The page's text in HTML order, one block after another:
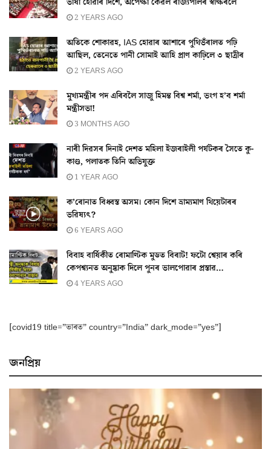
ভাষা হোৱাৰ দিশে, অপেক্ষা কেৱল ৰাজ্যপালৰ স্বাক্ষৰলৈ
2 YEARS AGO
অতিকে শোকাৱহ, IAS হোৱাৰ আশাৰে পুথিভঁৰালত পঢ়ি
আছিল, তেনেতে পানী সোমাই আহি প্ৰাণ কাঢ়িলে ৩ ছাত্ৰীৰ
2 YEARS AGO
মুখ্যমন্ত্ৰীৰ পদ এৰিবলৈ সাজু হিমন্ত বিশ্ব শৰ্মা, ভংগ হ’ব শৰ্মা
মন্ত্ৰীসভা!
3 MONTHS AGO
নাৰী দিৱসৰ দিনাই দেশত মহিলা ইজৰাইলী পৰ্যটকৰ সৈতে কু-
কাণ্ড, পলাতক তিনি অভিযুক্ত
1 YEAR AGO
ক’ৰোনাত বিধ্বস্ত অসম। কোন দিশে ভ্ৰাম্যমাণ থিয়েটাৰৰ
ভৱিষ্যৎ?
6 YEARS AGO
বিবাহ বাৰ্ষিকীত ৰোমাণ্টিক মুডত বিৰাট! ফটো শ্বেয়াৰ কৰি
কেপশ্ব্যনত অনুষ্কাক দিলে পুনৰ ভালপোৱাৰ প্ৰস্তাৱ…
4 YEARS AGO
[covid19 title=”ভাৰত” country=”India” dark_mode=”yes”]
জনপ্ৰিয়